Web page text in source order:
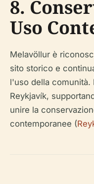
8.
Uso
Melavöllur è
sito storico e
l'uso della comunità.
Reykjavík,
unire la
contemporanee (